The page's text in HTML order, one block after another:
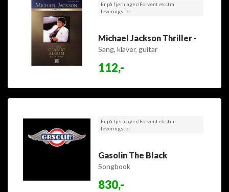
Er på fjernlager/Forvent ekstra
leveringstid
Michael Jackson Thriller -
Sang, klaver, guitar
112,-
Er på fjernlager/Forvent ekstra
leveringstid
Gasolin The Black
Songbook
830,-